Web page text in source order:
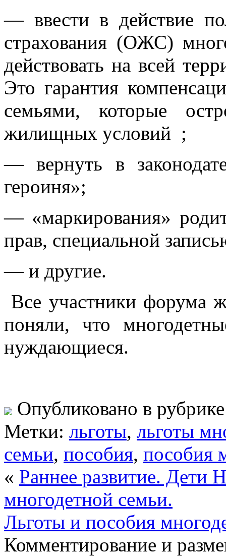
— ввести в действие
страхования (ОЖС)
действовать на всей
Это гарантия
семьями, которые
жилищных условий ;
— вернуть в
героиня»;
— «маркирования»
прав, специальной
— и другие.
Все участники форума
поняли, что
нуждающиеся.
Опубликовано в
Метки: льготы, льготы
семьи, пособия, пособия
« Раннее развитие. Дети
многодетной семьи.
Льготы и пособия
Комментирование и